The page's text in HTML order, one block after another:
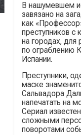
В нашумевшем
завязано на
как
преступников
на городах, для
по ограблению
Испании.
Преступники,
маске
Сальвадора
напечатать на
Сериал
сложными
поворотами